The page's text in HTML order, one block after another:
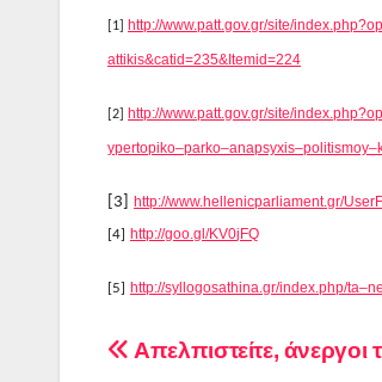
[1] http://www.patt.gov.gr/site/
attikis&catid=235&Itemid=224
[2] http://www.patt.gov.gr/site/index.php?
ypertopiko–parko–anapsyxis–politismoy–
[3] http://www.hellenicparliament.gr/
[4] http://goo.gl /KV0jFQ
[5] http://syllogosathina.gr/index.php/ta–
Πλοήγηση
Απελπιστείτε, άνεργοι